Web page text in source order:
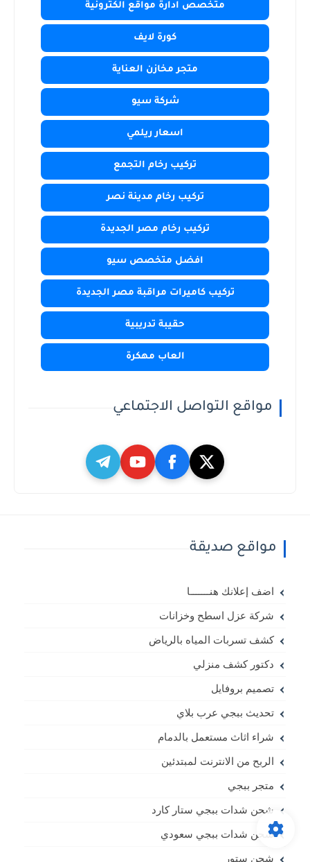
متخصص ادارة مواقع الكترونية
كورة لايف
متجر مخازن العناية
شركة سيو
اسعار ريلمي
تركيب رخام التجمع
تركيب رخام مدينة نصر
تركيب رخام مصر الجديدة
افضل متخصص سيو
تركيب كاميرات مراقبة مصر الجديدة
حقيبة تدريبية
العاب مهكرة
مواقع التواصل الاجتماعي
مواقع صديقة
اضف إعلانك هنـــــــا
شركة عزل اسطح وخزانات
كشف تسربات المياه بالرياض
دكتور كشف منزلي
تصميم بروفايل
تحديث ببجي عرب بلاي
شراء اثاث مستعمل بالدمام
الربح من الانترنت لمبتدئين
متجر ببجي
شحن شدات ببجي ستار كارد
شحن شدات ببجي سعودي
شحن ستور